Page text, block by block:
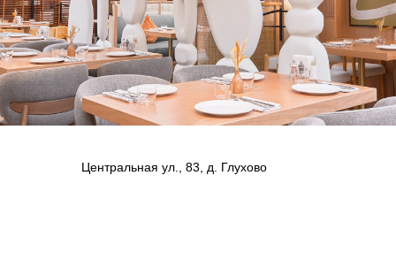
Центральная ул., 83, д. Глухово